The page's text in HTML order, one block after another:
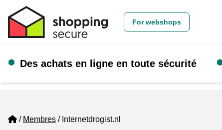
For webshops
Des achats en ligne en toute sécurité
Home
Membres Internetdrogist.nl